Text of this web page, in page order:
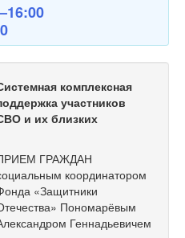
комплексная
участников
и их близких
ГРАЖДАН
координатором
«Защитники
Пономарёвым
Геннадьевичем